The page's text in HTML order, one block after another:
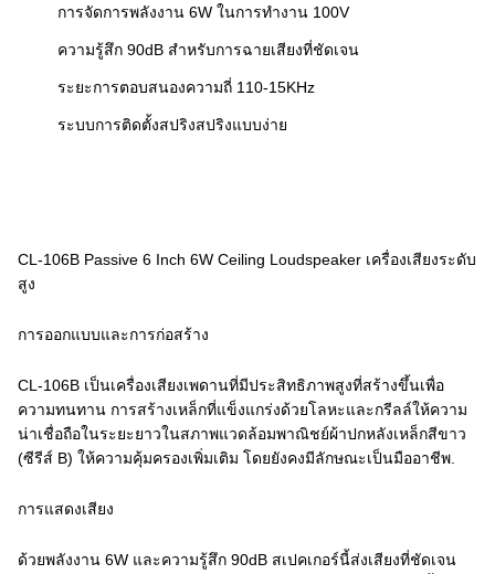
การจัดการพลังงาน 6W ในการทํางาน 100V
ความรู้สึก 90dB สําหรับการฉายเสียงที่ชัดเจน
ระยะการตอบสนองความถี่ 110-15KHz
ระบบการติดตั้งสปริงสปริงแบบง่าย
CL-106B Passive 6 Inch 6W Ceiling Loudspeaker เครื่องเสียงระดับ
สูง
การออกแบบและการก่อสร้าง
CL-106B เป็นเครื่องเสียงเพดานที่มีประสิทธิภาพสูงที่สร้างขึ้นเพื่อ
ความทนทาน การสร้างเหล็กที่แข็งแกร่งด้วยโลหะและกรีลล์ให้ความ
น่าเชื่อถือในระยะยาวในสภาพแวดล้อมพาณิชย์ผ้าปกหลังเหล็กสีขาว
(ซีรีส์ B) ให้ความคุ้มครองเพิ่มเติม โดยยังคงมีลักษณะเป็นมืออาชีพ.
การแสดงเสียง
ด้วยพลังงาน 6W และความรู้สึก 90dB สเปคเกอร์นี้ส่งเสียงที่ชัดเจน